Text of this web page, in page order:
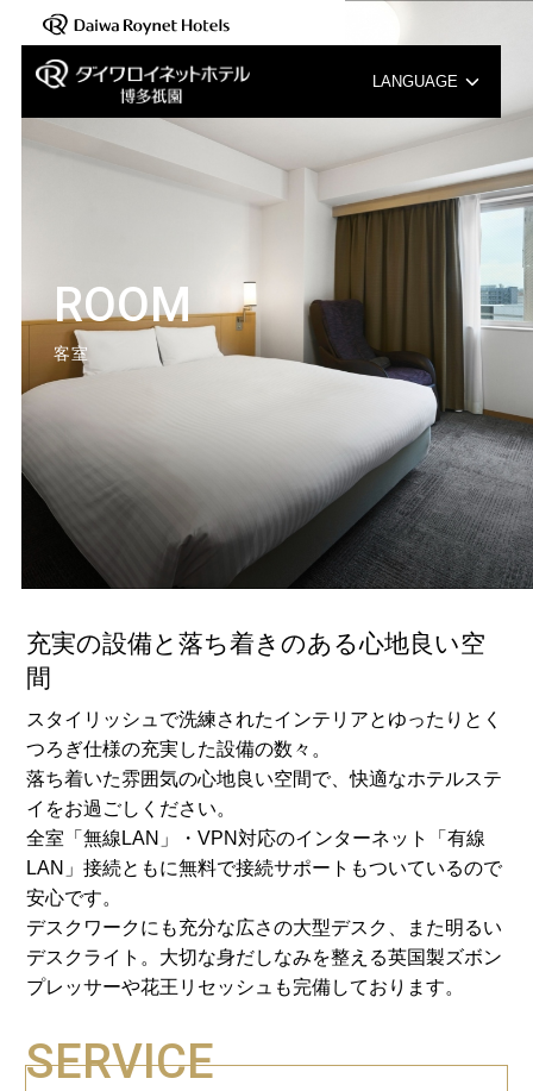
LANGUAGE
中文（簡体字）
ROOM
客室
充実の設備と落ち着きのある心地良い空
間
スタイリッシュで洗練されたインテリアとゆったりとく
つろぎ仕様の充実した設備の数々。
落ち着いた雰囲気の心地良い空間で、快適なホテルステ
イをお過ごしください。
全室「無線LAN」・VPN対応のインターネット「有線
LAN」接続ともに無料で接続サポートもついているので
安心です。
デスクワークにも充分な広さの大型デスク、また明るい
デスクライト。大切な身だしなみを整える英国製ズボン
プレッサーや花王リセッシュも完備しております。
SERVICE